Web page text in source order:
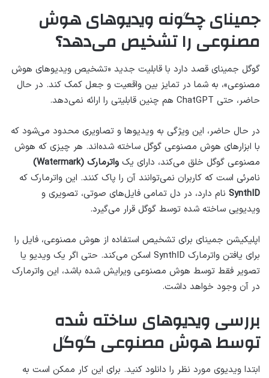
جمینای چگونه ویدیوهای هوش
مصنوعی را تشخیص می‌دهد؟
گوگل جمینای قصد دارد با قابلیت جدید «تشخیص ویدیوهای هوش
مصنوعی»، به شما در تمایز بین واقعیت و جعل کمک کند. در حال
حاضر، حتی ChatGPT هم چنین قابلیتی را ارائه نمی‌دهد.
در حال حاضر، این ویژگی به ویدیوها و تصاویری محدود می‌شود که
با ابزارهای هوش مصنوعی گوگل ساخته شده‌اند. هر چیزی که هوش
مصنوعی گوگل خلق می‌کند، دارای یک واترمارک (Watermark)
نامرئی است که کاربران نمی‌توانند آن را پاک کنند. این واترمارک که
SynthID نام دارد، در دل تمامی فایل‌های صوتی، تصویری و
ویدیویی ساخته شده توسط گوگل قرار می‌گیرد.
اپلیکیشن جمینای برای تشخیص استفاده از هوش مصنوعی، فایل را
برای یافتن واترمارک SynthID اسکن می‌کند. حتی اگر یک ویدیو یا
تصویر فقط توسط هوش مصنوعی ویرایش شده باشد، این واترمارک
در آن وجود خواهد داشت.
بررسی ویدیوهای ساخته شده
توسط هوش مصنوعی گوگل
ابتدا ویدیوی مورد نظر را دانلود کنید. برای این کار ممکن است به